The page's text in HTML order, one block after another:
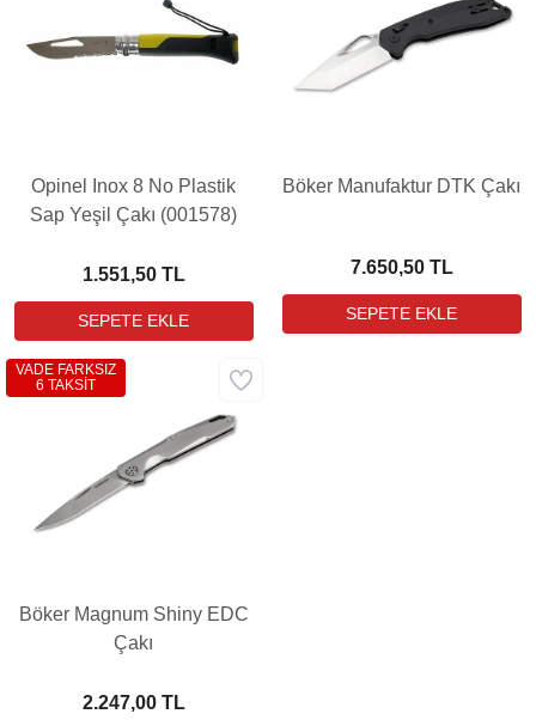
Opinel Inox 8 No Plastik
Sap Yeşil Çakı (001578)
1.551,50 TL
Böker Manufaktur DTK Çakı
7.650,50 TL
Böker Magnum Shiny EDC
Çakı
2.247,00 TL
VADE FARKSIZ
6 TAKSİT